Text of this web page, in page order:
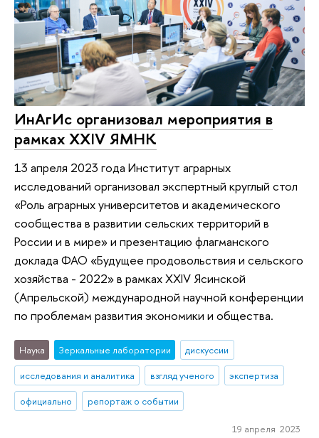
ИнАгИс организовал мероприятия в
рамках XXIV ЯМНК
13 апреля 2023 года Институт аграрных
исследований организовал экспертный круглый стол
«Роль аграрных университетов и академического
сообщества в развитии сельских территорий в
России и в мире» и презентацию флагманского
доклада ФАО «Будущее продовольствия и сельского
хозяйства - 2022» в рамках XXIV Ясинской
(Апрельской) международной научной конференции
по проблемам развития экономики и общества.
Наука Зеркальные лаборатории
дискуссии
исследования и аналитика
взгляд ученого
экспертиза
официально
репортаж о событии
19 апреля 2023